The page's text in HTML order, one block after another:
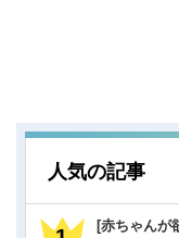
人気の記事
[赤ちゃんが